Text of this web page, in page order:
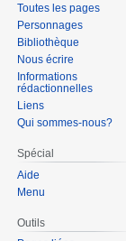
Toutes les pages
Personnages
Bibliothèque
Nous écrire
Informations
rédactionnelles
Liens
Qui sommes-nous?
Spécial
Aide
Menu
Outils